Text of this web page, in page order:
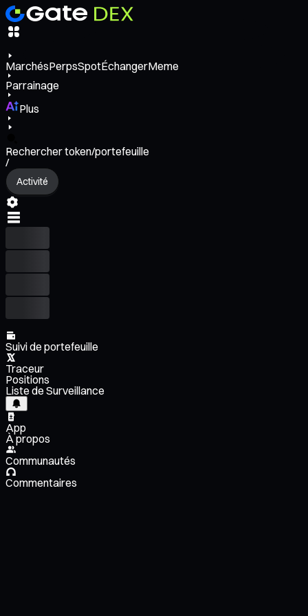
MarchésPerpsSpotÉchangerMeme
Parrainage
Plus
Rechercher token/portefeuille
/
Activité
Suivi de portefeuille
Traceur
Positions
Liste de Surveillance
App
À propos
Communautés
Commentaires